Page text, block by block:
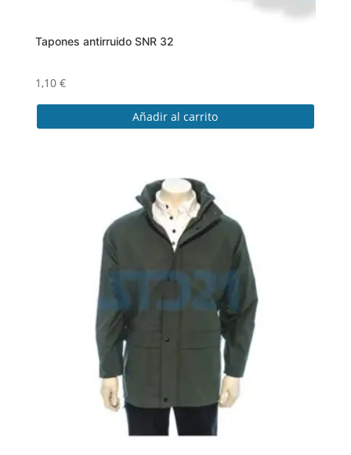
Tapones antirruido SNR 32
1,10 €
Añadir al carrito